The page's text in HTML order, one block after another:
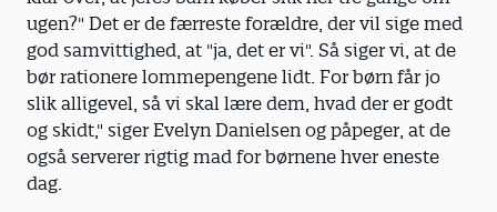
ugen?" Det er de færreste forældre, der vil sige med
god samvittighed, at "ja, det er vi". Så siger vi, at de
bør rationere lommepengene lidt. For børn får jo
slik alligevel, så vi skal lære dem, hvad der er godt
og skidt," siger Evelyn Danielsen og påpeger, at de
også serverer rigtig mad for børnene hver eneste
dag.